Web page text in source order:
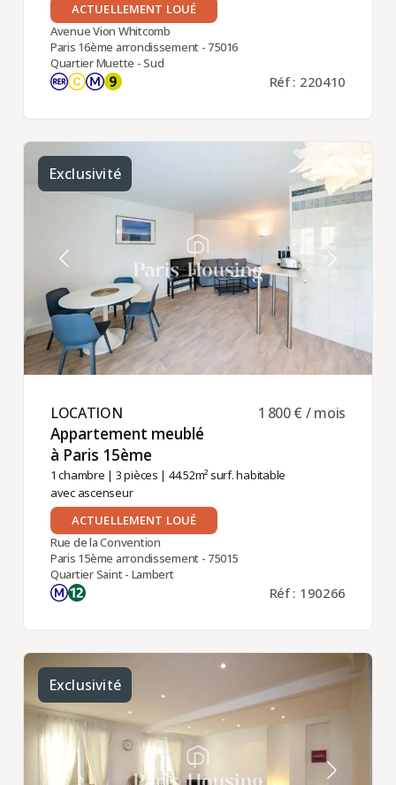
ACTUELLEMENT LOUÉ
Avenue Vion Whitcomb
Paris 16ème arrondissement - 75016
Quartier Muette - Sud
Réf : 220410
Exclusivité
LOCATION ​
Appartement meublé
à Paris 15ème ​
1 chambre | 3 pièces | 44.52m² surf. habitable
avec ascenseur
1 800 € / mois
ACTUELLEMENT LOUÉ
Rue de la Convention
Paris 15ème arrondissement - 75015
Quartier Saint - Lambert
Réf : 190266
Exclusivité